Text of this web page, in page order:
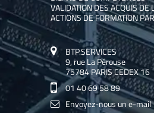
VALIDATION DES ACQUIS DE
ACTIONS DE FORMATION
BTP.SERVICES
9, rue La Pérouse
75784 PARIS CEDEX 16
01 40 69 58 89
Envoyez-nous un e-mail